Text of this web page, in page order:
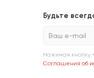
Будьте
Ваш e-mail
Нажимая кнопку
Соглашения об